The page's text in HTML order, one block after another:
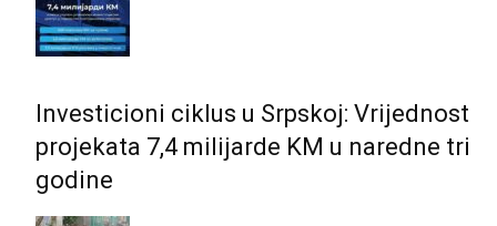
Investicioni ciklus u Srpskoj: Vrijednost
projekata 7,4 milijarde KM u naredne tri
godine